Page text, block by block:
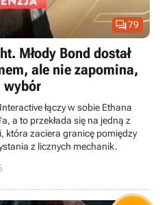
79
Młody Bond dostał
ale nie zapomina,
wybór
łączy w sobie Ethana
a to przekłada się na jedną z
która zaciera granicę pomiędzy
z licznych mechanik.